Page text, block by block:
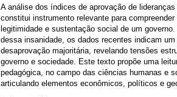
A análise dos índices de aprovação de
constitui instrumento relevante para compreender
legitimidade e sustentação social de um
dessa insanidade, os dados recentes indicam um
desaprovação majoritária, revelando tensões
governo e sociedade. Este texto propõe uma
pedagógica, no campo das ciências humanas e
articulando elementos econômicos, políticos e